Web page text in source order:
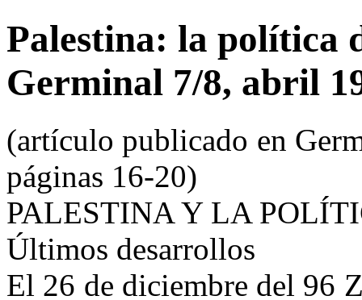
Palestina: la política
Germinal 7/8, abril
(artículo publicado en
páginas 16-20)
PALESTINA Y LA
Últimos desarrollos
El 26 de diciembre del 96